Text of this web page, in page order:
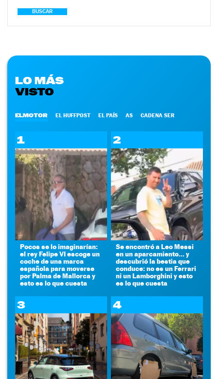
BUSCAR
LO MÁS
VISTO
ELMOTOR EL HUFFPOST EL PAÍS AS CADENA SER
1
Pocos se lo imaginarían:
el rey Felipe VI escoge un
coche de una marca
española para moverse
por Palma de Mallorca y
esto es lo que cuesta
2
Se encontró a Leo Messi
en un aparcamiento... y
descubrió la bestia que
conduce: no es un Ferrari
ni un Lamborghini y esto
es lo que cuesta
3 4